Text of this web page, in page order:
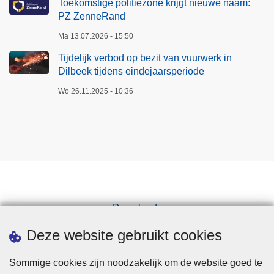
Deze website gebruikt cookies
Sommige cookies zijn noodzakelijk om de website goed te
Toekomstige politiezone krijgt nieuwe naam:
PZ ZenneRand
Ma 13.07.2026 - 15:50
Tijdelijk verbod op bezit van vuurwerk in
Dilbeek tijdens eindejaarsperiode
Wo 26.11.2025 - 10:36
Downloads